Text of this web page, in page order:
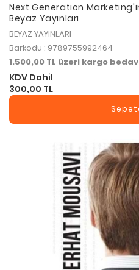
Next Generation
Beyaz Yayınları
BEYAZ YAYINLARI
Barkodu : 9789755992464
1.500,00 TL üzeri kargo
KDV Dahil
300,00 TL